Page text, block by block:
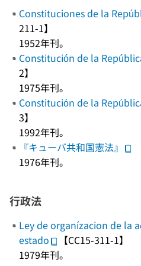
Constituciones de la
211-1】
1952年刊。
Constitución de la
2】
1975年刊。
Constitución de la
3】
1992年刊。
『キューバ共和国憲法』
1976年刊。
行政法
Ley de organízacion de la
estado
【CC15-311-1】
1979年刊。